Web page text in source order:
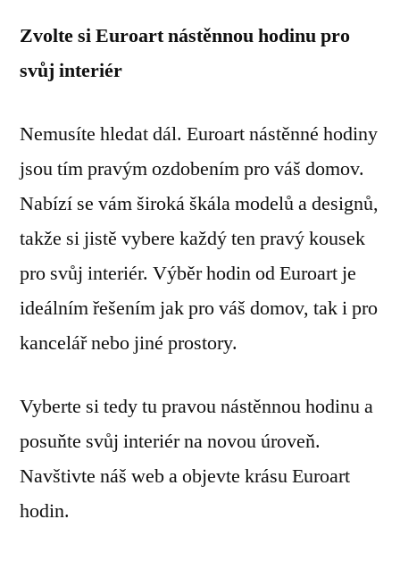
Zvolte si Euroart nástěnnou hodinu pro
svůj interiér
Nemusíte hledat dál. Euroart nástěnné hodiny
jsou tím pravým ozdobením pro váš domov.
Nabízí se vám široká škála modelů a designů,
takže si jistě vybere každý ten pravý kousek
pro svůj interiér. Výběr hodin od Euroart je
ideálním řešením jak pro váš domov, tak i pro
kancelář nebo jiné prostory.
Vyberte si tedy tu pravou nástěnnou hodinu a
posuňte svůj interiér na novou úroveň.
Navštivte náš web a objevte krásu Euroart
hodin.